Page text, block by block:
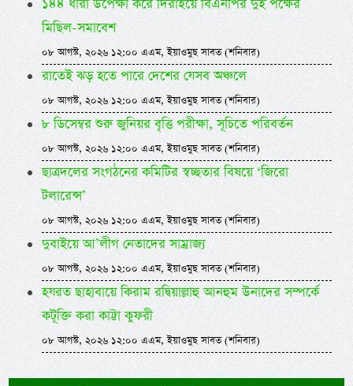
১৪৪ ধারা উপেক্ষা করে দিরাইয়ে বিএনপির দুই পক্ষের
মিছিল-সমাবেশ
০৮ আগস্ট, ২০২৬ ১২:০০ এএম, ইয়াওমুছ সাবত (শনিবার)
রাতেই ঝড় হতে পারে দেশের যেসব অঞ্চলে
০৮ আগস্ট, ২০২৬ ১২:০০ এএম, ইয়াওমুছ সাবত (শনিবার)
৮ ডিসেম্বর শুরু জুনিয়র বৃত্তি পরীক্ষা, সূচিতে পরিবর্তন
০৮ আগস্ট, ২০২৬ ১২:০০ এএম, ইয়াওমুছ সাবত (শনিবার)
ছাত্রদলের সংগঠনের কমিটির স্বচ্ছতার বিষয়ে ‘জিরো
টলারেন্স’
০৮ আগস্ট, ২০২৬ ১২:০০ এএম, ইয়াওমুছ সাবত (শনিবার)
দুবাইয়ে আ’লীগ নেতাদের সাম্রাজ্য
০৮ আগস্ট, ২০২৬ ১২:০০ এএম, ইয়াওমুছ সাবত (শনিবার)
হযরত ছাহাবায়ে কিরাম রদ্বিয়াল্লাহু আনহুম উনাদের সম্পর্কে
কটূক্তি করা কাট্টা কুফরী
০৮ আগস্ট, ২০২৬ ১২:০০ এএম, ইয়াওমুছ সাবত (শনিবার)